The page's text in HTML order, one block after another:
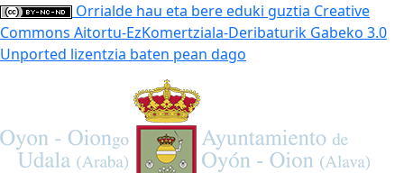
Orrialde hau eta bere eduki guztia Creative
Commons Aitortu-EzKomertziala-Deribaturik Gabeko 3.0
Unported lizentzia baten pean dago